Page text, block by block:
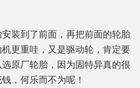
装到了前面，再把前面的轮胎
更重哇，又是驱动轮，肯定要
原厂轮胎，因为固特异真的很
，何乐而不为呢！